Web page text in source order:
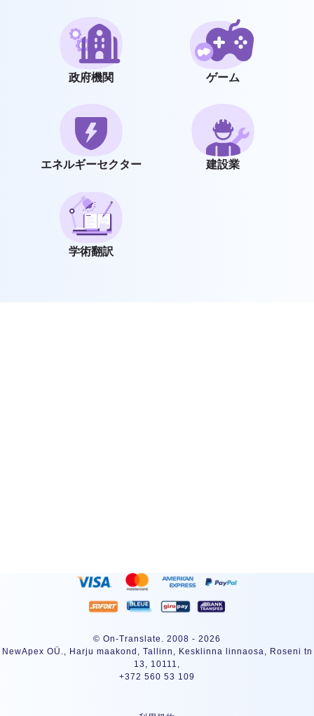
政府機関 ゲーム
エネルギーセクター 建設業
学術翻訳
© On-Translate. 2008 - 2026
NewApex OÜ., Harju maakond, Tallinn, Kesklinna linnaosa, Roseni tn
13, 10111,
+372 560 53 109